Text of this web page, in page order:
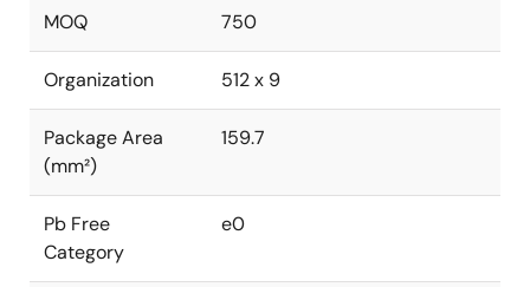
MOQ 750
Organization 512 x 9
Package Area
(mm²)
159.7
Pb Free
Category
e0